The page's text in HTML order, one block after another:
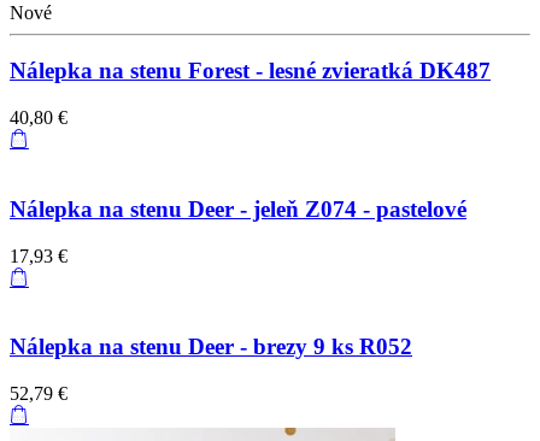
Nové
Nálepka na stenu Forest - lesné zvieratká DK487
40,80 €
Nálepka na stenu Deer - jeleň Z074 - pastelové
17,93 €
Nálepka na stenu Deer - brezy 9 ks R052
52,79 €